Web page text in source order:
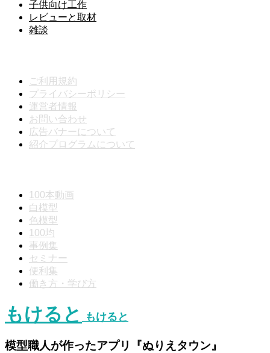
子供向け工作
レビューと取材
雑談
ご利用規約
プライバシーポリシー
運営者情報
お問い合わせ
広告バナーについて
紹介プログラムについて
100本動画
白模型
色模型
100均
事例集
セミナー
便利集
働き方・学び方
もけると もけると
模型職人が作ったアプリ『ぬりえタウン』